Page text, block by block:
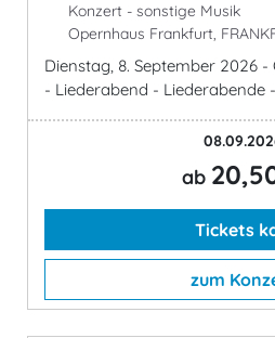
Konzert - sonstige Musik
Opernhaus Frankfurt,
Dienstag, 8. September 2026
- Liederabend - Liederabende
ab
Tickets
zum